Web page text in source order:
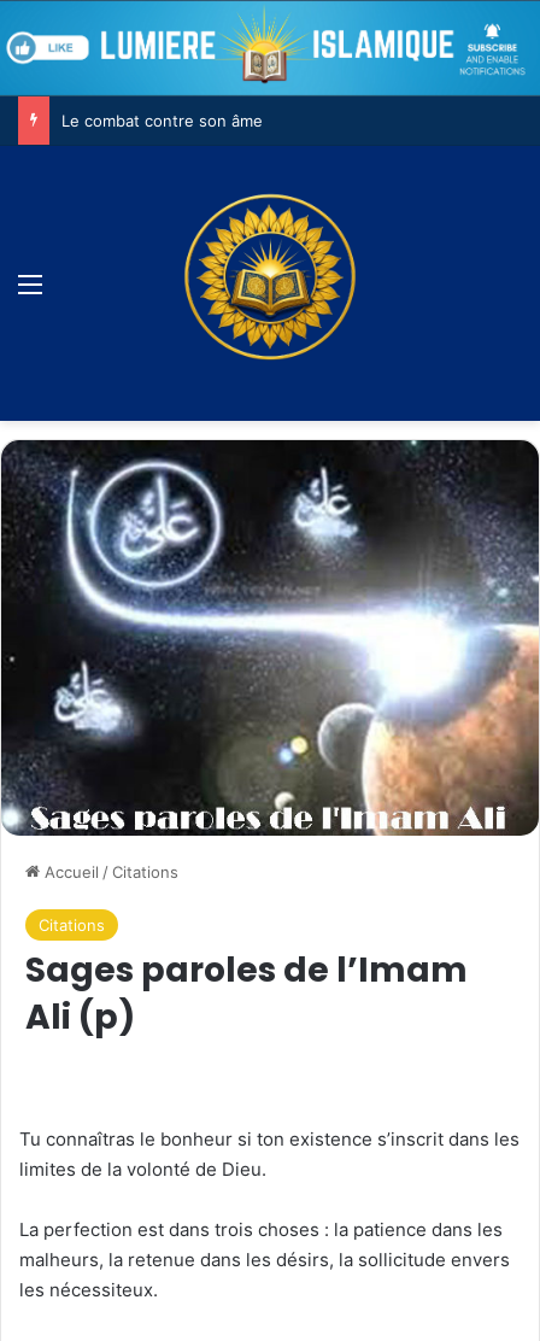
Le combat contre son âme
Accueil /Citations
Citations
Sages paroles de l’Imam
Ali (p)
Tu connaîtras le bonheur si ton existence s’inscrit dans les
limites de la volonté de Dieu.
La perfection est dans trois choses : la patience dans les
malheurs, la retenue dans les désirs, la sollicitude envers
les nécessiteux.